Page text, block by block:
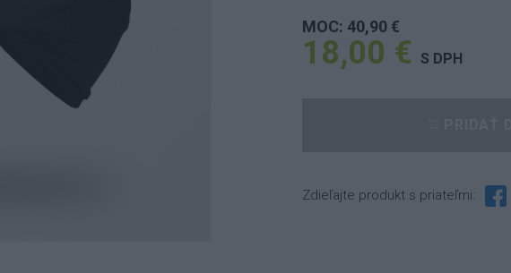
MOC: 40,90 €
18,00 € S DPH
Zdieľajte produkt s priateľmi: